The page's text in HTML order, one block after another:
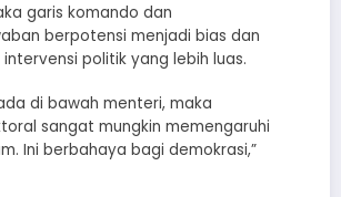
garis komando dan
berpotensi menjadi bias dan
politik yang lebih luas.
di bawah menteri, maka
sangat mungkin memengaruhi
Ini berbahaya bagi demokrasi,”